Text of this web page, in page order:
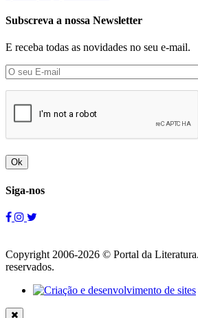
Subscreva a nossa Newsletter
E receba todas as novidades no seu e-mail.
Ok
Siga-nos
Copyright 2006-2026 © Portal da
reservados.